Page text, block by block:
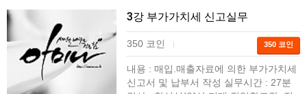
3강 부가가치세 신고실무
350 코인 | 350 코인
내용 : 매입.매출자료에 의한 부가가치세
신고서 및 납부서 작성 실무시간 : 27분